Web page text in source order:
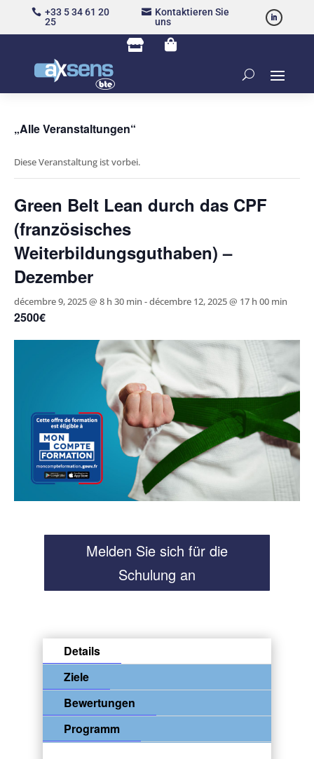
 +33 5 34 61 20
25
 Kontaktieren Sie
uns
 
„Alle Veranstaltungen“
Diese Veranstaltung ist vorbei.
Green Belt Lean durch das CPF
(französisches
Weiterbildungsguthaben) –
Dezember
décembre 9, 2025 @ 8 h 30 min -décembre 12, 2025 @ 17 h 00 min
2500€
Melden Sie sich für die
Schulung an
Details
Ziele
Bewertungen
Programm